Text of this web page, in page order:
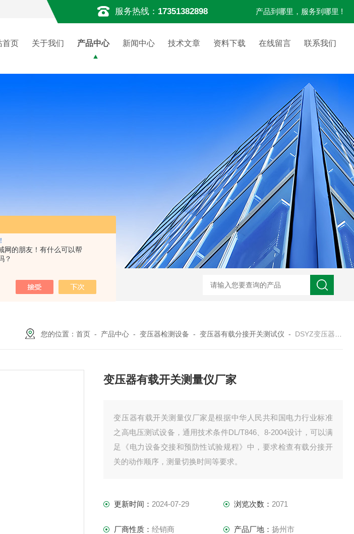
网的朋友！有什么可以帮
？
服务热线： 17351382898 产品到哪里，服务到哪里 !
首页 关于我们 产品中心 新闻中心 技术文章 资料下载 在线留言 联系我们
您的位置：首页 - 产品中心 -变压器检测设备 -变压器有载分接开关测试仪 - DSYZ变压器有载开关测量仪厂家
变压器有载开关测量仪厂家
变压器有载开关测量仪厂家是根据中华人民共和国电力行业标准
之高电压测试设备，通用技术条件DL/T846、8-2004设计，可以满
足《电力设备交接和预防性试验规程》中，要求检查有载分接开
关的动作顺序，测量切换时间等要求。
更新时间： 2024-07-29 浏览次数： 2071
厂商性质：经销商 产品厂地： 扬州市